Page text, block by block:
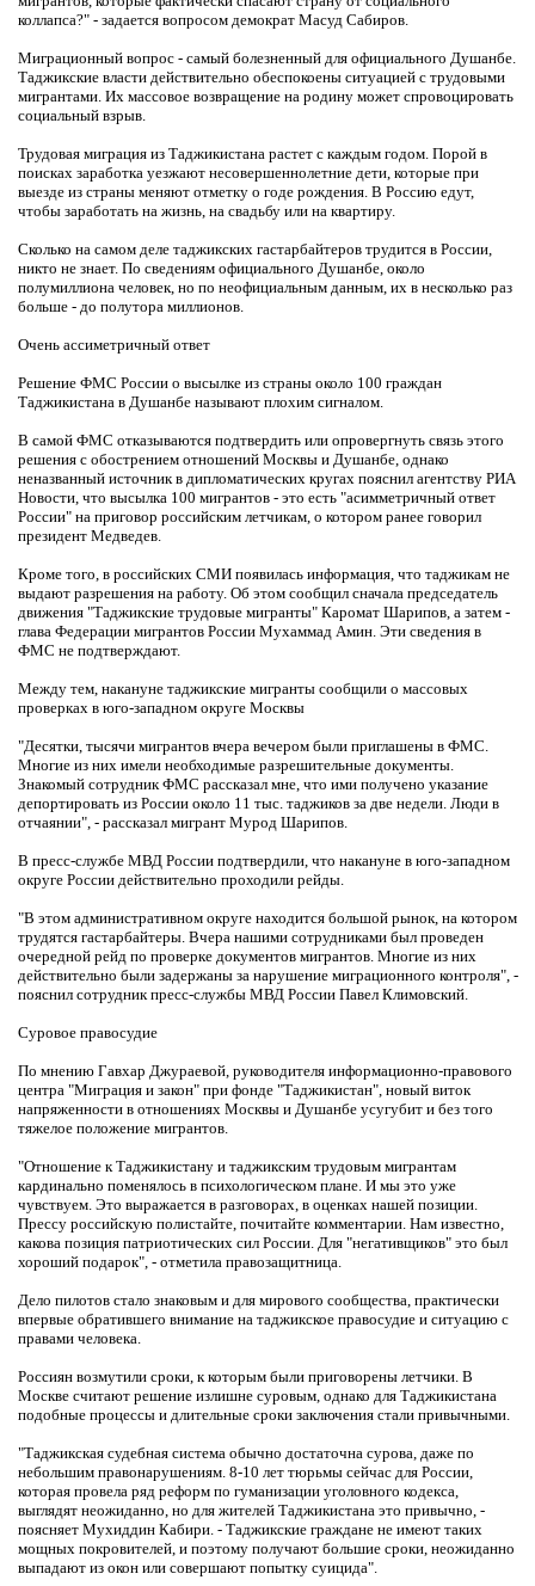
коллапса?" - задается вопросом демократ Масуд Сабиров.
Миграционный вопрос - самый болезненный для официального Душанбе.
Таджикские власти действительно обеспокоены ситуацией с трудовыми
мигрантами. Их массовое возвращение на родину может спровоцировать
социальный взрыв.
Трудовая миграция из Таджикистана растет с каждым годом. Порой в
поисках заработка уезжают несовершеннолетние дети, которые при
выезде из страны меняют отметку о годе рождения. В Россию едут,
чтобы заработать на жизнь, на свадьбу или на квартиру.
Сколько на самом деле таджикских гастарбайтеров трудится в России,
никто не знает. По сведениям официального Душанбе, около
полумиллиона человек, но по неофициальным данным, их в несколько раз
больше - до полутора миллионов.
Очень ассиметричный ответ
Решение ФМС России о высылке из страны около 100 граждан
Таджикистана в Душанбе называют плохим сигналом.
В самой ФМС отказываются подтвердить или опровергнуть связь этого
решения с обострением отношений Москвы и Душанбе, однако
неназванный источник в дипломатических кругах пояснил агентству РИА
Новости, что высылка 100 мигрантов - это есть "асимметричный ответ
России" на приговор российским летчикам, о котором ранее говорил
президент Медведев.
Кроме того, в российских СМИ появилась информация, что таджикам не
выдают разрешения на работу. Об этом сообщил сначала председатель
движения "Таджикские трудовые мигранты" Каромат Шарипов, а затем -
глава Федерации мигрантов России Мухаммад Амин. Эти сведения в
ФМС не подтверждают.
Между тем, накануне таджикские мигранты сообщили о массовых
проверках в юго-западном округе Москвы
"Десятки, тысячи мигрантов вчера вечером были приглашены в ФМС.
Многие из них имели необходимые разрешительные документы.
Знакомый сотрудник ФМС рассказал мне, что ими получено указание
депортировать из России около 11 тыс. таджиков за две недели. Люди в
отчаянии", - рассказал мигрант Мурод Шарипов.
В пресс-службе МВД России подтвердили, что накануне в юго-западном
округе России действительно проходили рейды.
"В этом административном округе находится большой рынок, на котором
трудятся гастарбайтеры. Вчера нашими сотрудниками был проведен
очередной рейд по проверке документов мигрантов. Многие из них
действительно были задержаны за нарушение миграционного контроля", -
пояснил сотрудник пресс-службы МВД России Павел Климовский.
Суровое правосудие
По мнению Гавхар Джураевой, руководителя информационно-правового
центра "Миграция и закон" при фонде "Таджикистан", новый виток
напряженности в отношениях Москвы и Душанбе усугубит и без того
тяжелое положение мигрантов.
"Отношение к Таджикистану и таджикским трудовым мигрантам
кардинально поменялось в психологическом плане. И мы это уже
чувствуем. Это выражается в разговорах, в оценках нашей позиции.
Прессу российскую полистайте, почитайте комментарии. Нам известно,
какова позиция патриотических сил России. Для "негативщиков" это был
хороший подарок", - отметила правозащитница.
Дело пилотов стало знаковым и для мирового сообщества, практически
впервые обратившего внимание на таджикское правосудие и ситуацию с
правами человека.
Россиян возмутили сроки, к которым были приговорены летчики. В
Москве считают решение излишне суровым, однако для Таджикистана
подобные процессы и длительные сроки заключения стали привычными.
"Таджикская судебная система обычно достаточна сурова, даже по
небольшим правонарушениям. 8-10 лет тюрьмы сейчас для России,
которая провела ряд реформ по гуманизации уголовного кодекса,
выглядят неожиданно, но для жителей Таджикистана это привычно, -
поясняет Мухиддин Кабири. - Таджикские граждане не имеют таких
мощных покровителей, и поэтому получают большие сроки, неожиданно
выпадают из окон или совершают попытку суицида".